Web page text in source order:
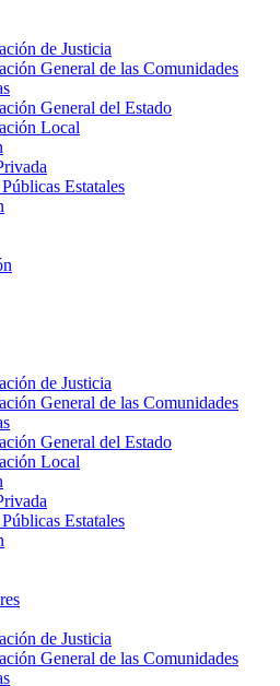
de Justicia
General de las Comunidades
General del Estado
Local
Estatales
de Justicia
General de las Comunidades
General del Estado
Local
Estatales
de Justicia
General de las Comunidades